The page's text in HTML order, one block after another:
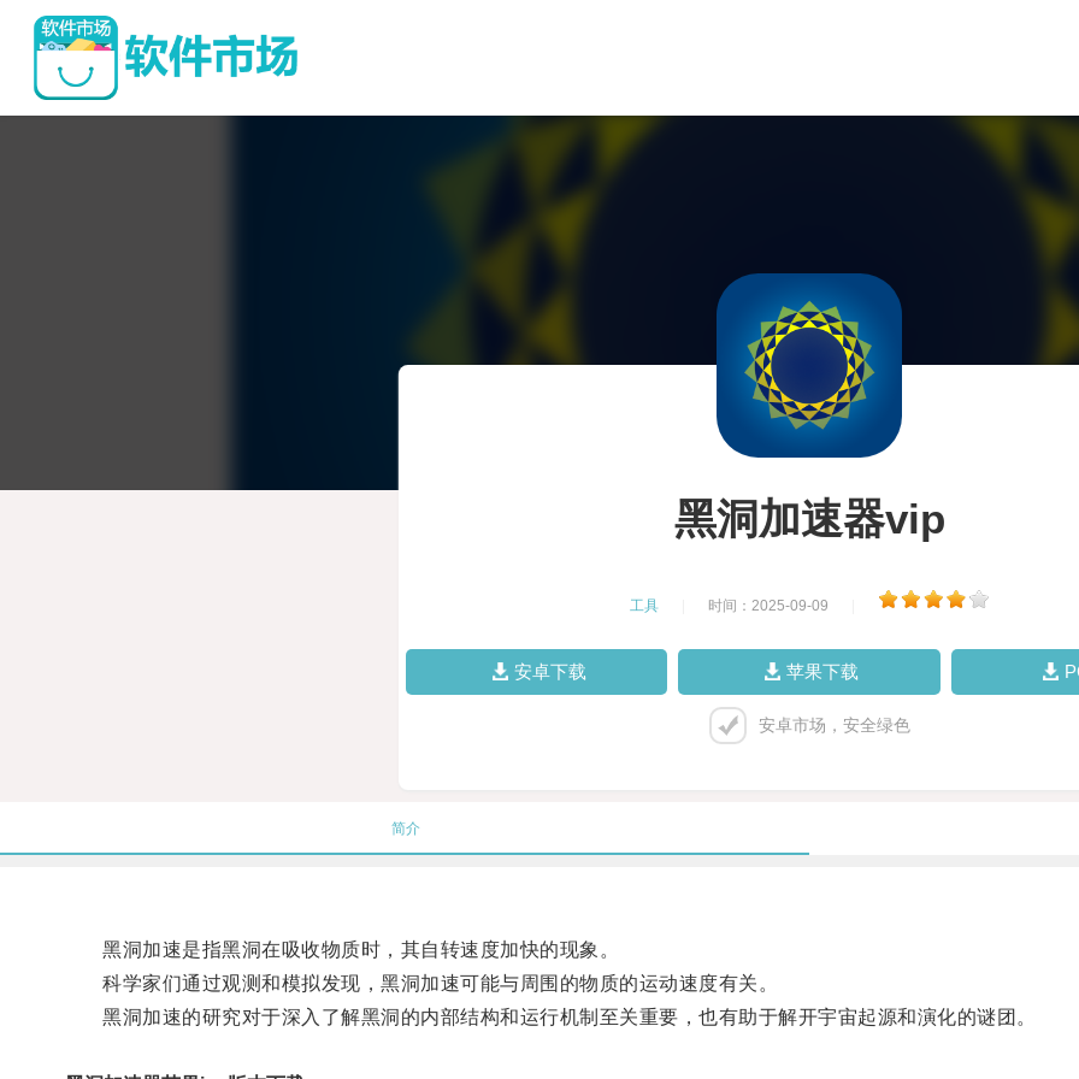
黑洞加速器vip
工具 时间：2025-09-09
安卓下载 苹果下载
安卓市场，安全绿色
简介
黑洞加速是指黑洞在吸收物质时，其自转速度加快的现象。
科学家们通过观测和模拟发现，黑洞加速可能与周围的物质的运动速度有关。
黑洞加速的研究对于深入了解黑洞的内部结构和运行机制至关重要，也有助于解开宇宙起源和演化的谜团。